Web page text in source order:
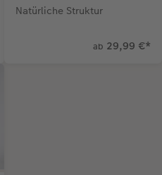
Natürliche Struktur
ab 29,99 €*